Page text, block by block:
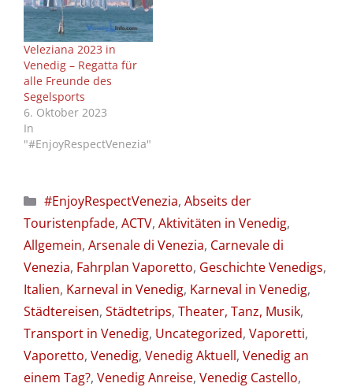
Veleziana 2023 in
Venedig – Regatta für
alle Freunde des
Segelsports
6. Oktober 2023
In
"#EnjoyRespectVenezia"
Kategorien
#EnjoyRespectVenezia, Abseits der
Touristenpfade, ACTV, Aktivitäten in Venedig,
Allgemein, Arsenale di Venezia, Carnevale di
Venezia, Fahrplan Vaporetto, Geschichte Venedigs,
Italien, Karneval in Venedig, Karneval in Venedig,
Städtereisen, Städtetrips, Theater, Tanz, Musik,
Transport in Venedig, Uncategorized, Vaporetti,
Vaporetto, Venedig, Venedig Aktuell, Venedig an
einem Tag?, Venedig Anreise, Venedig Castello,